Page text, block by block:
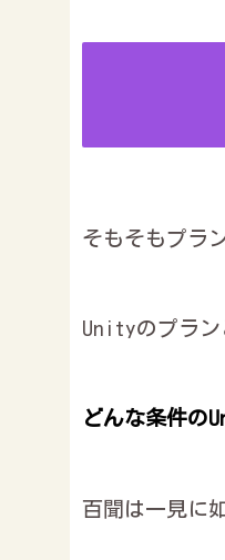
そもそもプラ
Unityのプラン
どんな条件の
百聞は一見に